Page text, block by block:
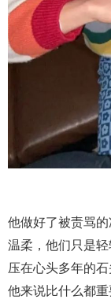
他做好了被责骂
温柔，他们只是
压在心头多年的
他来说比什么都重